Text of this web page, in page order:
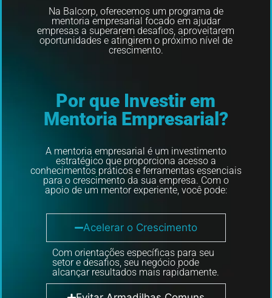
Na Balcorp, oferecemos um programa de
mentoria empresarial focado em ajudar
empresas a superarem desafios, aproveitarem
oportunidades e atingirem o próximo nível de
crescimento.
Por que Investir em
Mentoria Empresarial?
A mentoria empresarial é um investimento
estratégico que proporciona acesso a
conhecimentos práticos e ferramentas essenciais
para o crescimento da sua empresa. Com o
apoio de um mentor experiente, você pode:
Acelerar o Crescimento
Com orientações específicas para seu
setor e desafios, seu negócio pode
alcançar resultados mais rapidamente.